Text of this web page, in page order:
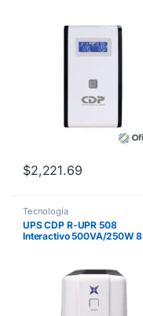
$2,221.69
Tecnología
UPS CDP R-UPR 508
Interactivo 500VA/250W 8